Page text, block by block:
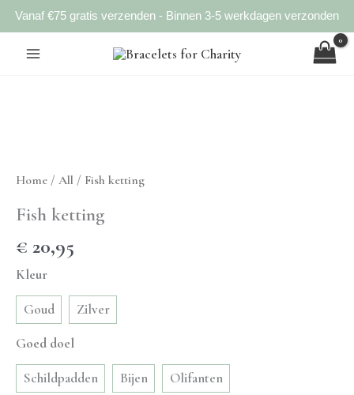
Vanaf €75 gratis verzenden - Binnen 3-5 werkdagen verzonden
Home / All / Fish ketting
Fish ketting
€ 20,95
Kleur
Goud Zilver
Goed doel
Schildpadden Bijen Olifanten